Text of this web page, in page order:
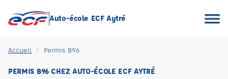
Auto-école ECF Aytré
Accueil Permis B96
PERMIS B96 CHEZ AUTO-ÉCOLE ECF AYTRÉ